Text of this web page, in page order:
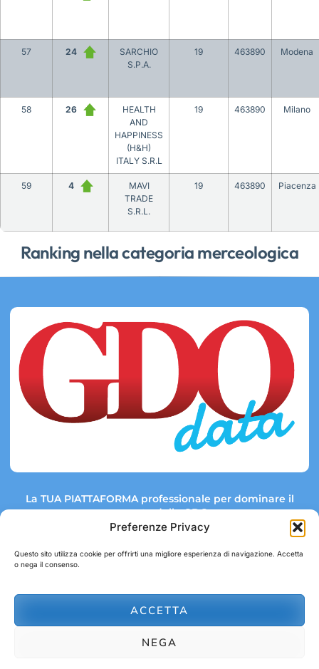
Preferenze Privacy
Questo sito utilizza cookie per offrirti una migliore esperienza di navigazione. Accetta
o nega il consenso.
ACCETTA
NEGA
Ranking nella categoria merceologica
57 24
SARCHIO
S.P.A.
19 463890 Modena
58 26
HEALTH
AND
HAPPINESS
(H&H)
ITALY S.R.L
19 463890 Milano
59 4
MAVI
TRADE
S.R.L.
19 463890 Piacenza
La TUA PIATTAFORMA professionale per dominare il
mercato della GDO.
Link rapidi:
abbonamenti@gdodata.it